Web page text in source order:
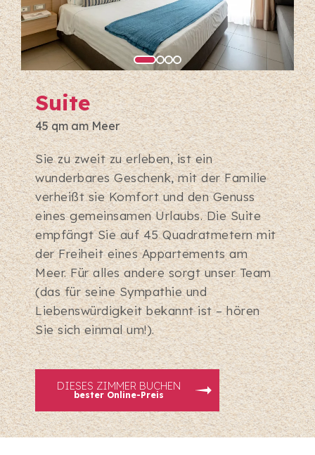
Suite
45 qm am Meer
Sie zu zweit zu erleben, ist ein
wunderbares Geschenk, mit der Familie
verheißt sie Komfort und den Genuss
eines gemeinsamen Urlaubs. Die Suite
empfängt Sie auf 45 Quadratmetern mit
der Freiheit eines Appartements am
Meer. Für alles andere sorgt unser Team
(das für seine Sympathie und
Liebenswürdigkeit bekannt ist – hören
Sie sich einmal um!).
DIESES ZIMMER BUCHEN
bester Online-Preis